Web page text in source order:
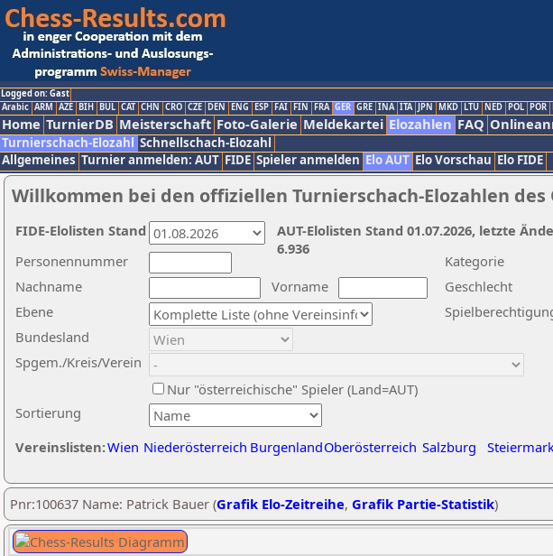
Logged on: Gast
Arabic ARM AZE BIH BUL CAT CHN CRO CZE DEN ENG ESP FAI FIN FRA GER GRE INA ITA JPN MKD LTU NED POL POR
Home TurnierDB Meisterschaft Foto-Galerie Meldekartei Elozahlen FAQ
Turnierschach-Elozahl Schnellschach-Elozahl
Allgemeines Turnier anmelden: AUT FIDE Spieler anmelden Elo AUT Elo Vorschau Elo FIDE
Willkommen bei den offiziellen Turnierschach-Elozahlen des
Nachname
Vorname
Ebene
Kategorie
Sortierung
Personennummer
Bundesland
Spgem./Kreis/Verein
Geschlecht
Nur "österreichische" Spieler (Land=AUT)
Vereinslisten:Wien Niederösterreich BurgenlandOberösterreich Salzburg
AUT-Elolisten Stand 01.07.2026, letzte
6.936
FIDE-Elolisten Stand
Pnr:100637 Name: Patrick Bauer (Grafik Elo-Zeitreihe, Grafik Partie-Statistik)